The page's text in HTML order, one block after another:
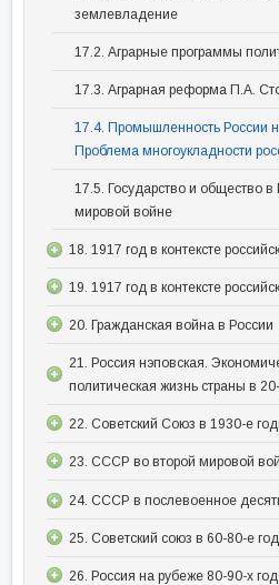
землевладение
17.2. Аграрные программы
17.3. Аграрная реформа П.А.
17.4. Промышленность России
Проблема многоукладности
17.5. Государство и общество
мировой войне
18. 1917 год в контексте
19. 1917 год в контексте
20. Гражданская война в России
21. Россия нэповская.
политическая жизнь страны в
22. Советский Союз в 1930-е
23. СССР во второй мировой
24. СССР в послевоенное
25. Советский союз в 60-80-е
26. Россия на рубеже 80-90-х